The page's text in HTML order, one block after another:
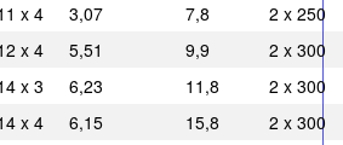
x 4 3,07 7,8
2 x 250
x 4 5,51 9,9
2 x 300
x 3 6,23 11,8
2 x 300
x 4 6,15 15,8
2 x 300